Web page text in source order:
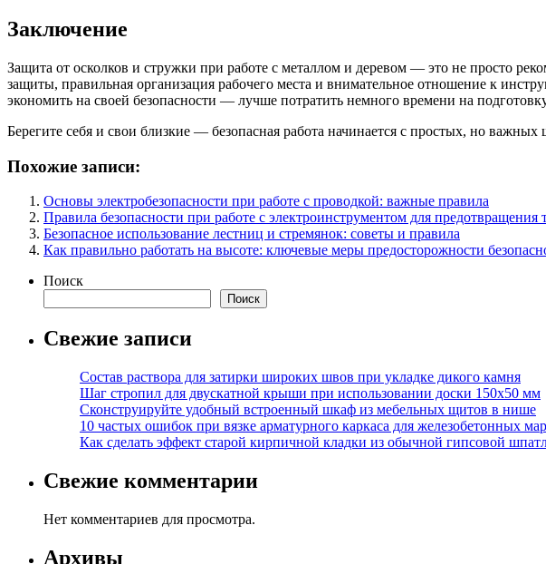
Заключение
Защита от осколков и стружки при работе с металлом и деревом — это не просто
защиты, правильная организация рабочего места и внимательное отношение к
экономить на своей безопасности — лучше потратить немного времени на
Берегите себя и свои близкие — безопасная работа начинается с простых, но
Похожие записи:
Основы электробезопасности при работе с проводкой: важные правила
Правила безопасности при работе с электроинструментом для предотвращения
Безопасное использование лестниц и стремянок: советы и правила
Как правильно работать на высоте: ключевые меры предосторожности
Поиск
Поиск
Свежие записи
Состав раствора для затирки широких швов при укладке дикого камня
Шаг стропил для двускатной крыши при использовании доски 150х50 мм
Сконструируйте удобный встроенный шкаф из мебельных щитов в нише
10 частых ошибок при вязке арматурного каркаса для железобетонных
Как сделать эффект старой кирпичной кладки из обычной гипсовой
Свежие комментарии
Нет комментариев для просмотра.
Архивы